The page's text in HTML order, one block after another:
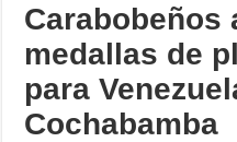
Carabobeños
medallas de
para
Cochabamba